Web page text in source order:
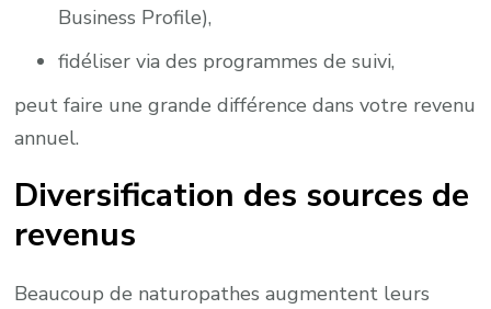
Business Profile),
fidéliser via des programmes de suivi,
peut faire une grande différence dans votre revenu
annuel.
Diversification des sources de
revenus
Beaucoup de naturopathes augmentent leurs